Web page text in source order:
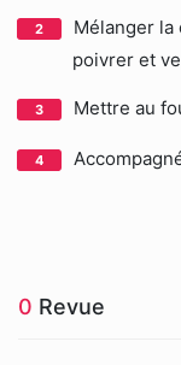
Mélanger la
poivrer et
Mettre au
0 Revue